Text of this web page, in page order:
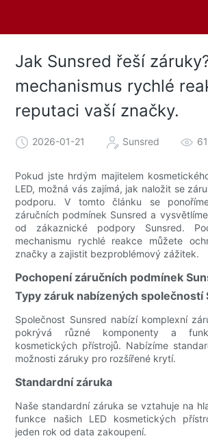
Jak Sunsred řeší
mechanismus rychlé
reputaci vaší značky.
2026-01-21 Sunsred 61
Pokud jste hrdým majitelem
LED, možná vás zajímá, jak naložit se
podporu. V tomto článku se
záručních podmínek Sunsred a
od zákaznické podpory Sunsred.
mechanismu rychlé reakce můžete
značky a zajistit bezproblémový zážitek.
Pochopení záručních podmínek
Typy záruk nabízených společností
Společnost Sunsred nabízí komplexní
pokrývá různé komponenty a
kosmetických přístrojů. Nabízíme
možnosti záruky pro rozšířené krytí.
Standardní záruka
Naše standardní záruka se vztahuje na
funkce našich LED kosmetických
jeden rok od data zakoupení.